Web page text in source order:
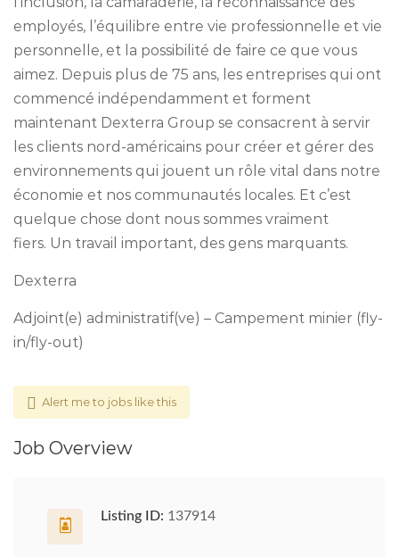
employés, l’équilibre entre vie professionnelle et vie
personnelle, et la possibilité de faire ce que vous
aimez. Depuis plus de 75 ans, les entreprises qui ont
commencé indépendamment et forment
maintenant Dexterra Group se consacrent à servir
les clients nord-américains pour créer et gérer des
environnements qui jouent un rôle vital dans notre
économie et nos communautés locales. Et c’est
quelque chose dont nous sommes vraiment
fiers. Un travail important, des gens marquants.
Dexterra
Adjoint(e) administratif(ve) – Campement minier (fly-
in/fly-out)
Alert me to jobs like this
Job Overview
Listing ID: 137914